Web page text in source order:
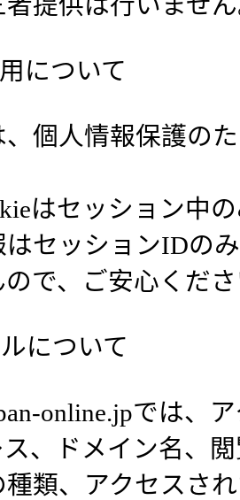
について
個人情報保護の
はセッション中
はセッションIDの
で、ご安心くだ
について
online.jpでは、
ス、ドメイン名、
種類、アクセスさ